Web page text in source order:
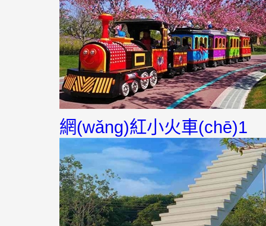
網(wǎng)紅小火車(chē)1